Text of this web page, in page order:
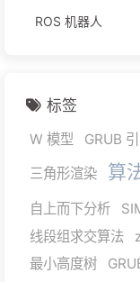
ROS 机器人
标签
W 模型 GRUB
三角形渲染
算
自上而下分析
线段组求交算法
最小高度树